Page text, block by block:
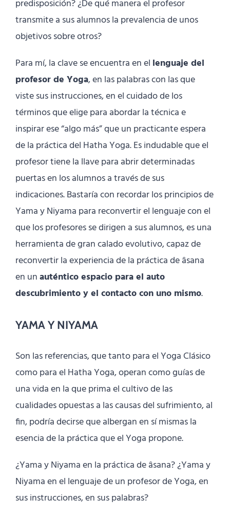
predisposición? ¿De qué manera el profesor
transmite a sus alumnos la prevalencia de unos
objetivos sobre otros?
Para mí, la clave se encuentra en el lenguaje del
profesor de Yoga, en las palabras con las que
viste sus instrucciones, en el cuidado de los
términos que elige para abordar la técnica e
inspirar ese “algo más” que un practicante espera
de la práctica del Hatha Yoga. Es indudable que el
profesor tiene la llave para abrir determinadas
puertas en los alumnos a través de sus
indicaciones. Bastaría con recordar los principios de
Yama y Niyama para reconvertir el lenguaje con el
que los profesores se dirigen a sus alumnos, es una
herramienta de gran calado evolutivo, capaz de
reconvertir la experiencia de la práctica de âsana
en unauténtico espacio para el auto
descubrimiento y el contacto con uno mismo.
YAMA Y NIYAMA
Son las referencias, que tanto para el Yoga Clásico
como para el Hatha Yoga, operan como guías de
una vida en la que prima el cultivo de las
cualidades opuestas a las causas del sufrimiento, al
fin, podría decirse que albergan en sí mismas la
esencia de la práctica que el Yoga propone.
¿Yama y Niyama en la práctica de âsana? ¿Yama y
Niyama en el lenguaje de un profesor de Yoga, en
sus instrucciones, en sus palabras?